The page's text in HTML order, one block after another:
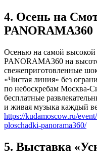
4. Осень на
PANORAMA360
Осенью на самой
PANORAMA360 на
свежеприготовленные
«Чистая линия» без
по небоскребам Москва-
бесплатные
и живая музыка каждый
https://kudamoscow.ru/
ploschadki-panorama360/
5. Выставка